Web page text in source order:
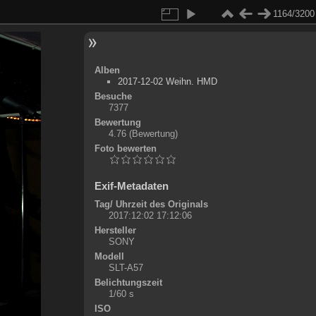
1164/3200
Alben
2017-12-02 Weihn. HMD
Besuche
7377
Bewertung
4.76 (Bewertung)
Foto bewerten
Exif-Metadaten
Tag/ Uhrzeit des Originals
2017:12:02 17:12:06
Hersteller
SONY
Modell
SLT-A57
Belichtungszeit
1/60 s
ISO